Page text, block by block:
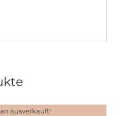
ausverkauft!